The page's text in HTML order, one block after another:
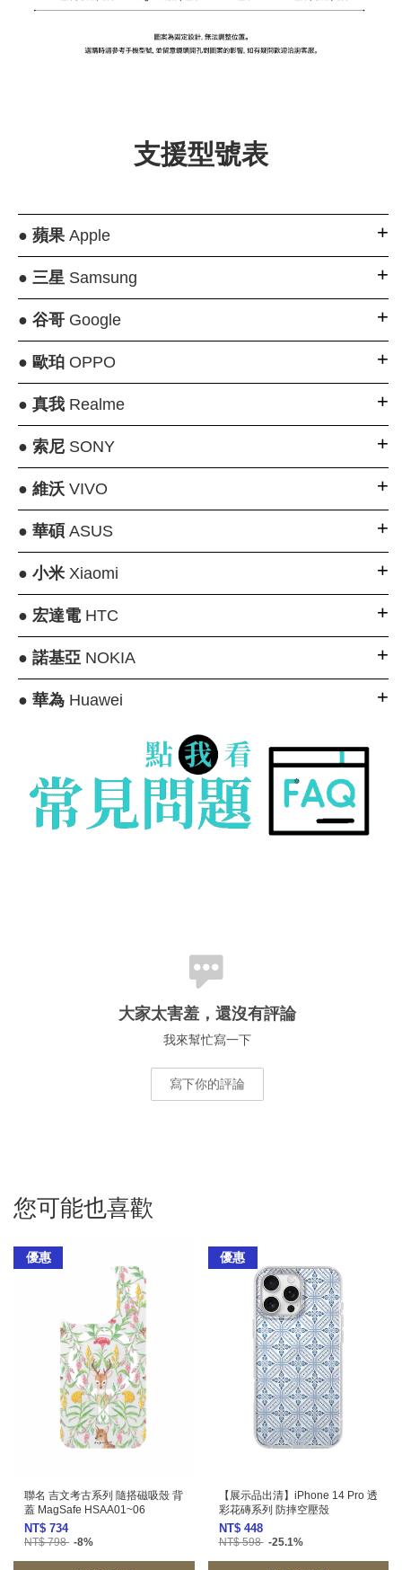
支援型號表
● 蘋果Apple
● 三星Samsung
● 谷哥Google
● 歐珀OPPO
● 真我Realme
● 索尼SONY
● 維沃VIVO
● 華碩 ASUS
● 小米Xiaomi
● 宏達電HTC
● 諾基亞NOKIA
● 華為Huawei
大家太害羞，還沒有評論
我來幫忙寫一下
寫下你的評論
您可能也喜歡
優惠
聯名 吉文考古系列 隨搭磁吸殼 背
蓋 MagSafe HSAA01~06
NT$ 734
NT$ 798 -8%
優惠
【展示品出清】iPhone 14 Pro 透
彩花磚系列 防摔空壓殼
NT$ 448
NT$ 598 -25.1%